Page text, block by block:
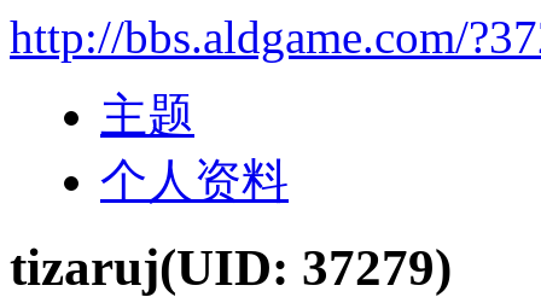
http://bbs.aldgame.com/
主题
个人资料
tizaruj(UID: 37279)